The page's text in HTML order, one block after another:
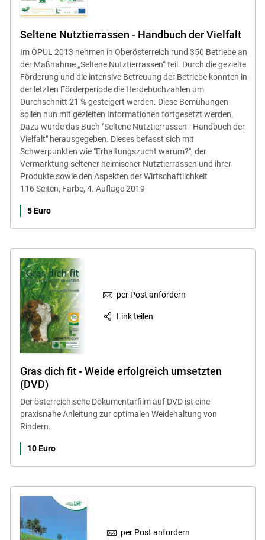
Seltene Nutztierrassen - Handbuch der Vielfalt
Im ÖPUL 2013 nehmen in Oberösterreich rund 350 Betriebe an
der Maßnahme „Seltene Nutztierrassen“ teil. Durch die gezielte
Förderung und die intensive Betreuung der Betriebe konnten in
der letzten Förderperiode die Herdebuchzahlen um
Durchschnitt 21 % gesteigert werden. Diese Bemühungen
sollen nun mit gezielten Informationen fortgesetzt werden.
Dazu wurde das Buch "Seltene Nutztierrassen - Handbuch der
Vielfalt" herausgegeben. Dieses befasst sich mit
Schwerpunkten wie "Erhaltungszucht warum?", der
Vermarktung seltener heimischer Nutztierrassen und ihrer
Produkte sowie den Aspekten der Wirtschaftlichkeit
116 Seiten, Farbe, 4. Auflage 2019
5 Euro
per Post anfordern
Link teilen
Gras dich fit - Weide erfolgreich umsetzten
(DVD)
Der österreichische Dokumentarfilm auf DVD ist eine
praxisnahe Anleitung zur optimalen Weidehaltung von
Rindern.
10 Euro
per Post anfordern